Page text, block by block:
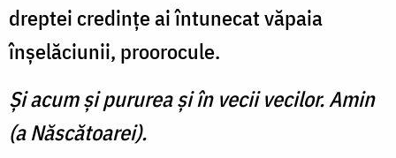
dreptei credinţe ai întunecat văpaia
înşelăciunii, proorocule.
Şi acum şi pururea şi în vecii vecilor. Amin
(a Născătoarei).